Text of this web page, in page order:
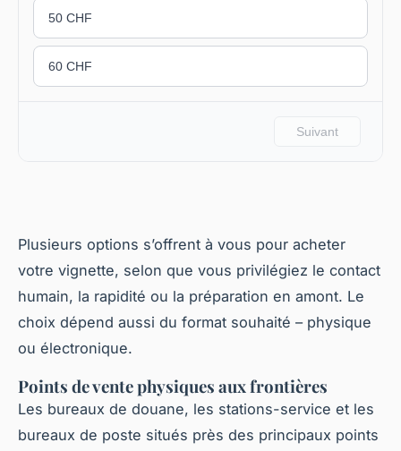
Plusieurs options s’offrent à vous pour acheter
votre vignette, selon que vous privilégiez le contact
humain, la rapidité ou la préparation en amont. Le
choix dépend aussi du format souhaité – physique
ou électronique.
Points de vente physiques aux frontières
Les bureaux de douane, les stations-service et les
bureaux de poste situés près des principaux points